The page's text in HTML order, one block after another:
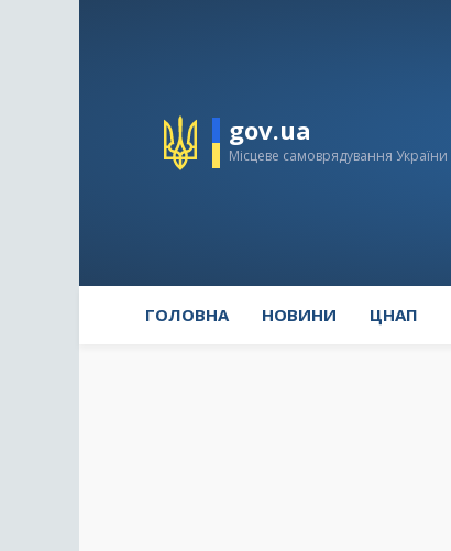
gov.ua
Місцеве самоврядування України
ГОЛОВНА НОВИНИ ЦНАП